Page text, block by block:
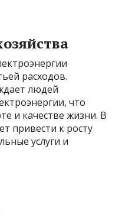
расходов.
людей
что
и качестве жизни. В
привести к росту
услуги и